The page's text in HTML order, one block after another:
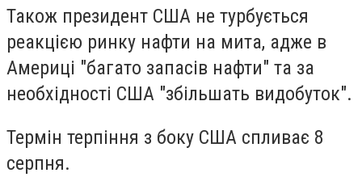
Також президент США не турбується
реакцією ринку нафти на мита, адже в
Америці "багато запасів нафти" та за
необхідності США "збільшать видобуток".
Термін терпіння з боку США спливає 8
серпня.